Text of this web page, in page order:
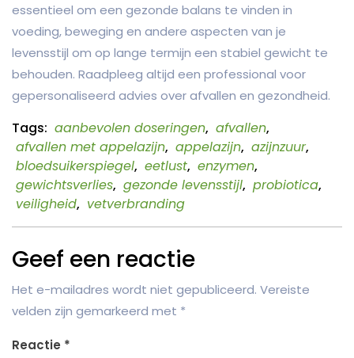
essentieel om een gezonde balans te vinden in
voeding, beweging en andere aspecten van je
levensstijl om op lange termijn een stabiel gewicht te
behouden. Raadpleeg altijd een professional voor
gepersonaliseerd advies over afvallen en gezondheid.
Tags: aanbevolen doseringen, afvallen,
afvallen met appelazijn, appelazijn, azijnzuur,
bloedsuikerspiegel, eetlust, enzymen,
gewichtsverlies, gezonde levensstijl, probiotica,
veiligheid, vetverbranding
Geef een reactie
Het e-mailadres wordt niet gepubliceerd. Vereiste
velden zijn gemarkeerd met *
Reactie *